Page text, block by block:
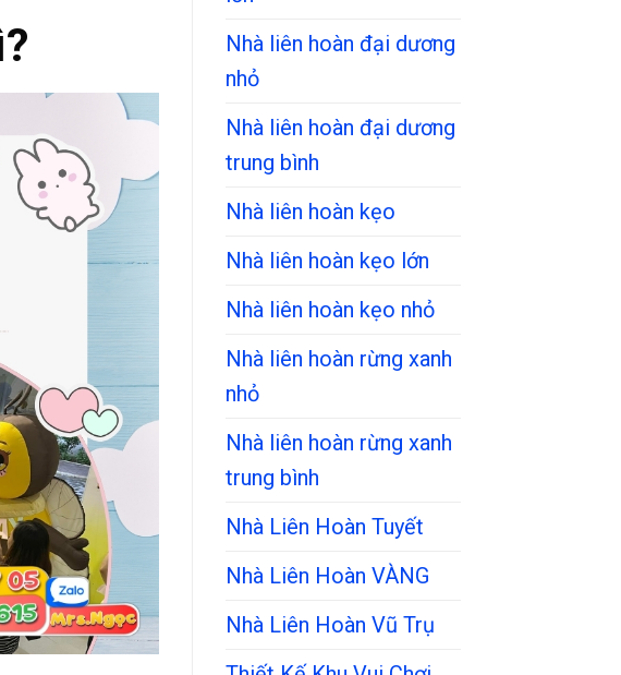
Nhà liên hoàn đại dương
nhỏ
Nhà liên hoàn đại dương
trung bình
Nhà liên hoàn kẹo
Nhà liên hoàn kẹo lớn
Nhà liên hoàn kẹo nhỏ
Nhà liên hoàn rừng xanh
nhỏ
Nhà liên hoàn rừng xanh
trung bình
Nhà Liên Hoàn Tuyết
Nhà Liên Hoàn VÀNG
Nhà Liên Hoàn Vũ Trụ